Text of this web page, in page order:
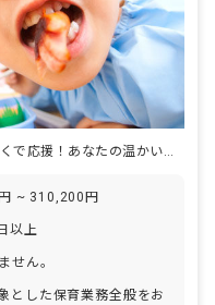
~ 310,200円
以上
せん。
とした保育業務全般をお